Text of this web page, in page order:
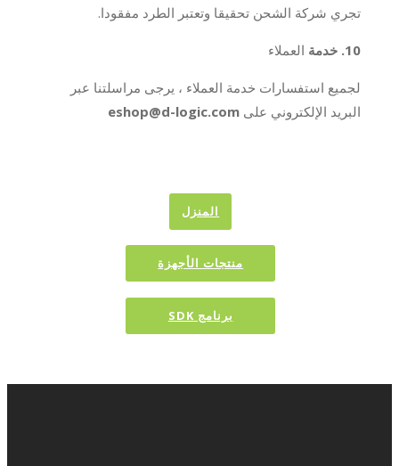
تجري شركة الشحن تحقيقا وتعتبر الطرد مفقودا.
10. خدمة العملاء
لجميع استفسارات خدمة العملاء ، يرجى مراسلتنا عبر
البريد الإلكتروني علىeshop@d-logic.com
المنزل
منتجات الأجهزة
برنامج SDK